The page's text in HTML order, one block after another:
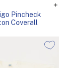
Pincheck
Coverall